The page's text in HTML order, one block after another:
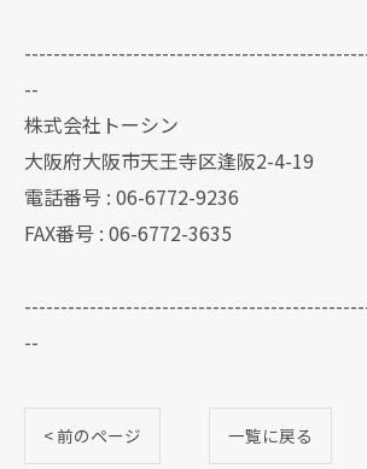
--
株式会社トーシン
大阪府大阪市天王寺区逢阪2-4-19
電話番号 : 06-6772-9236
FAX番号 : 06-6772-3635
--
< 前のページ 一覧に戻る